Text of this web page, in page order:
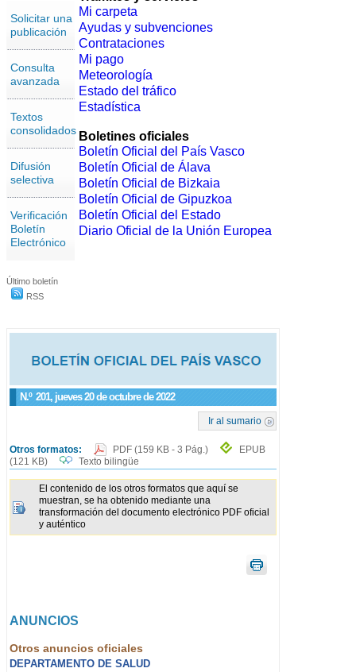
Solicitar una
publicación
Consulta
avanzada
Textos
consolidados
Difusión
selectiva
Verificación
Boletín
Electrónico
Último boletín
RSS
N.º 201, jueves 20 de octubre de 2022
Ir al sumario
Otros formatos: PDF (159 KB - 3 Pág.)
EPUB
(121 KB)
Texto bilingüe
El contenido de los otros formatos que aquí se
muestran, se ha obtenido mediante una
transformación del documento electrónico PDF oficial
y auténtico
ANUNCIOS
Otros anuncios oficiales
DEPARTAMENTO DE SALUD
Mi carpeta
Ayudas y subvenciones
Contrataciones
Mi pago
Meteorología
Estado del tráfico
Estadística
Boletines oficiales
Boletín Oficial del País Vasco
Boletín Oficial de Álava
Boletín Oficial de Bizkaia
Boletín Oficial de Gipuzkoa
Boletín Oficial del Estado
Diario Oficial de la Unión Europea